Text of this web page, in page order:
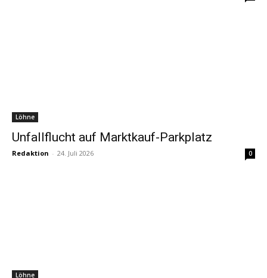
Löhne
Unfallflucht auf Marktkauf-Parkplatz
Redaktion - 24. Juli 2026 0
Löhne